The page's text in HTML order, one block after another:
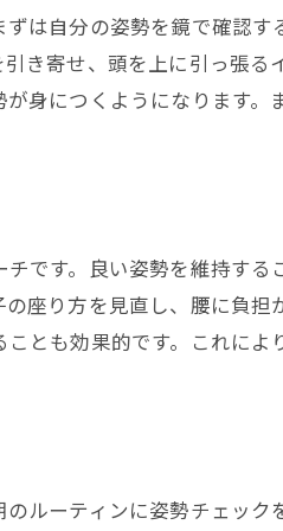
れないための姿勢維持のコツ
疲れにくい姿勢を維持する
長時間の姿勢維持を可能に
疲労感を減らすための姿勢
感を減らす姿勢習慣を始め
疲労感を軽減するための姿
毎日習慣づけたい姿勢改善
は自分の姿勢を鏡で確認
き寄せ、頭を上に引っ張
身につくようになります
です。良い姿勢を維持す
座り方を見直し、腰に負
とも効果的です。これに
ルーティンに姿勢チェッ